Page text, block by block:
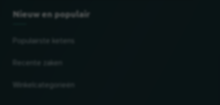
Nieuw en populair
Populairste ketens